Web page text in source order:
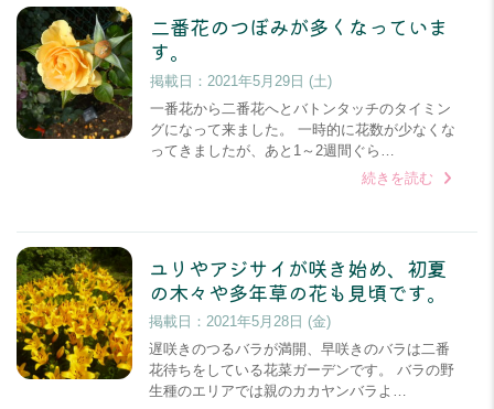
二番花のつぼみが多くなっていま
す。
掲載日： 2021年5月29日 (土)
一番花から二番花へとバトンタッチのタイミン
グになって来ました。 一時的に花数が少なくな
ってきましたが、あと1～2週間ぐら…
続きを読む
ユリやアジサイが咲き始め、初夏
の木々や多年草の花も見頃です。
掲載日： 2021年5月28日 (金)
遅咲きのつるバラが満開、早咲きのバラは二番
花待ちをしている花菜ガーデンです。 バラの野
生種のエリアでは親のカカヤンバラよ…